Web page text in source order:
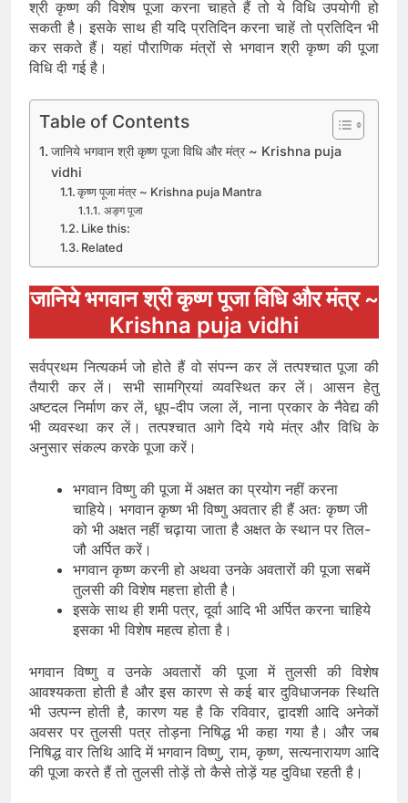
श्री कृष्ण की विशेष पूजा करना चाहते हैं तो ये विधि उपयोगी हो
सकती है। इसके साथ ही यदि प्रतिदिन करना चाहें तो प्रतिदिन भी
कर सकते हैं। यहां पौराणिक मंत्रों से भगवान श्री कृष्ण की पूजा
विधि दी गई है।
Table of Contents
जानिये भगवान श्री कृष्ण पूजा विधि और मंत्र ~ Krishna puja
vidhi
कृष्ण पूजा मंत्र ~ Krishna puja Mantra
अङ्ग पूजा
Like this:
Related
जानिये भगवान श्री कृष्ण पूजा विधि और मंत्र ~
Krishna puja vidhi
सर्वप्रथम नित्यकर्म जो होते हैं वो संपन्न कर लें तत्पश्चात पूजा की
तैयारी कर लें। सभी सामग्रियां व्यवस्थित कर लें। आसन हेतु
अष्टदल निर्माण कर लें, धूप-दीप जला लें, नाना प्रकार के नैवेद्य की
भी व्यवस्था कर लें। तत्पश्चात आगे दिये गये मंत्र और विधि के
अनुसार संकल्प करके पूजा करें।
भगवान विष्णु की पूजा में अक्षत का प्रयोग नहीं करना
चाहिये। भगवान कृष्ण भी विष्णु अवतार ही हैं अतः कृष्ण जी
को भी अक्षत नहीं चढ़ाया जाता है अक्षत के स्थान पर तिल-
जौ अर्पित करें।
भगवान कृष्ण करनी हो अथवा उनके अवतारों की पूजा सबमें
तुलसी की विशेष महत्ता होती है।
इसके साथ ही शमी पत्र, दूर्वा आदि भी अर्पित करना चाहिये
इसका भी विशेष महत्व होता है।
भगवान विष्णु व उनके अवतारों की पूजा में तुलसी की विशेष
आवश्यकता होती है और इस कारण से कई बार दुविधाजनक स्थिति
भी उत्पन्न होती है, कारण यह है कि रविवार, द्वादशी आदि अनेकों
अवसर पर तुलसी पत्र तोड़ना निषिद्ध भी कहा गया है। और जब
निषिद्ध वार तिथि आदि में भगवान विष्णु, राम, कृष्ण, सत्यनारायण आदि
की पूजा करते हैं तो तुलसी तोड़ें तो कैसे तोड़ें यह दुविधा रहती है।